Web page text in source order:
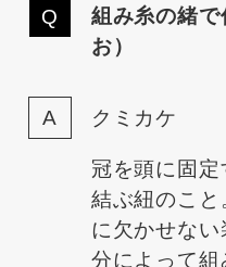
組み糸の緒
お）
クミカケ
冠を頭に固
結ぶ紐のこ
に欠かせな
分によって